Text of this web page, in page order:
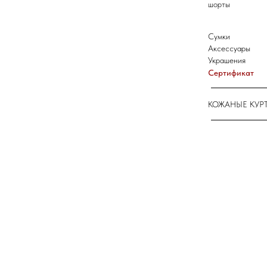
Сумки
Аксессуары
Сертификат
Украшения
шорты
КОЖАНЫЕ